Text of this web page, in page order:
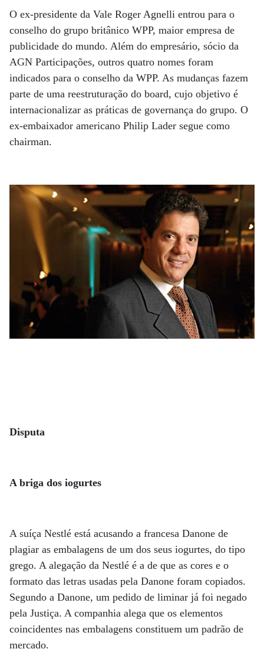
O ex-presidente da Vale Roger Agnelli entrou para o
conselho do grupo britânico WPP, maior empresa de
publicidade do mundo. Além do empresário, sócio da
AGN Participações, outros quatro nomes foram
indicados para o conselho da WPP. As mudanças fazem
parte de uma reestruturação do board, cujo objetivo é
internacionalizar as práticas de governança do grupo. O
ex-embaixador americano Philip Lader segue como
chairman.
Disputa
A briga dos iogurtes
A suíça Nestlé está acusando a francesa Danone de
plagiar as embalagens de um dos seus iogurtes, do tipo
grego. A alegação da Nestlé é a de que as cores e o
formato das letras usadas pela Danone foram copiados.
Segundo a Danone, um pedido de liminar já foi negado
pela Justiça. A companhia alega que os elementos
coincidentes nas embalagens constituem um padrão de
mercado.